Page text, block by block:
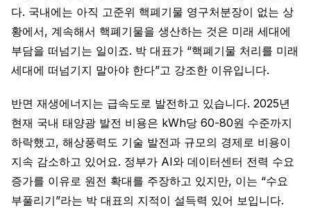
다. 국내에는 아직 고준위 핵폐기물 영구처분장이 없는 상
황에서, 계속해서 핵폐기물을 생산하는 것은 미래 세대에
부담을 떠넘기는 일이죠. 박 대표가 “핵폐기물 처리를 미래
세대에 떠넘기지 말아야 한다”고 강조한 이유입니다.
반면 재생에너지는 급속도로 발전하고 있습니다. 2025년
현재 국내 태양광 발전 비용은 kWh당 60-80원 수준까지
하락했고, 해상풍력도 기술 발전과 규모의 경제로 비용이
지속 감소하고 있어요. 정부가 AI와 데이터센터 전력 수요
증가를 이유로 원전 확대를 주장하고 있지만, 이는 “수요
부풀리기”라는 박 대표의 지적이 설득력 있어 보입니다.